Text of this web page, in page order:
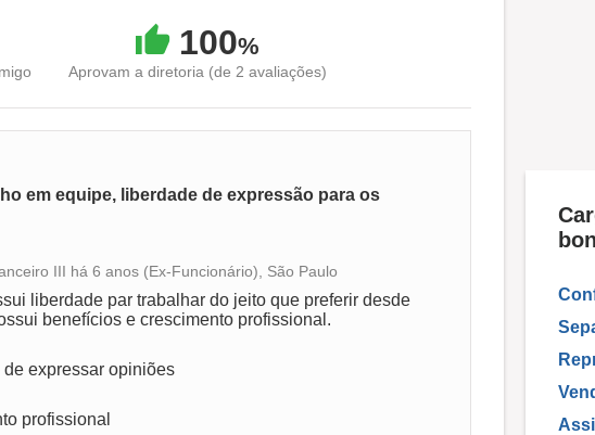
100%
Aprovam a diretoria (de 2 avaliações)
em equipe, liberdade de expressão para os
Conciliação com a vida familiar
Recomenda a diretoria
III há 6 anos (Ex-Funcionário), São Paulo
liberdade par trabalhar do jeito que preferir desde
benefícios e crescimento profissional.
expressar opiniões
profissional